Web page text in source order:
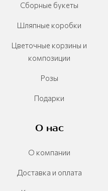
Сборные букеты
Шляпные коробки
Цветочные корзины и
композиции
Розы
Подарки
О нас
О компании
Доставка и оплата